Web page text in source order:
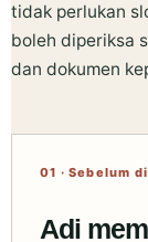
tidak perlukan
boleh diperiksa
dan dokumen
01 · Sebelum
Adi